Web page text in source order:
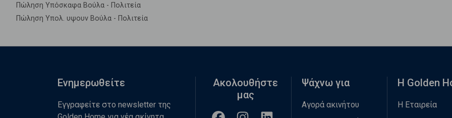
Πώληση Υπόσκαφα Βούλα - Πολιτεία
Πώληση Υπολ. υψουν Βούλα - Πολιτεία
Ενημερωθείτε
Εγγραφείτε στο newsletter της
Ακολουθήστε
μας
Ψάχνω για
Αγορά ακινήτου
Η Golden
Η Εταιρεία